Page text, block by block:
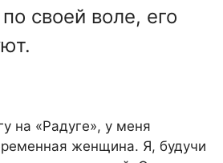
своей воле, его
на «Радуге», у меня
женщина. Я, будучи